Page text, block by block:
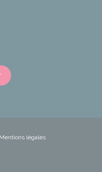
Mentions légales